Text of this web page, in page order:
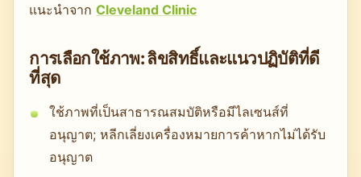
แนะนำจากCleveland Clinic
การเลือกใช้ภาพ: ลิขสิทธิ์และแนวปฏิบัติที่ดี
ที่สุด
ใช้ภาพที่เป็นสาธารณสมบัติหรือมีไลเซนส์ที่
อนุญาต; หลีกเลี่ยงเครื่องหมายการค้าหากไม่ได้รับ
อนุญาต